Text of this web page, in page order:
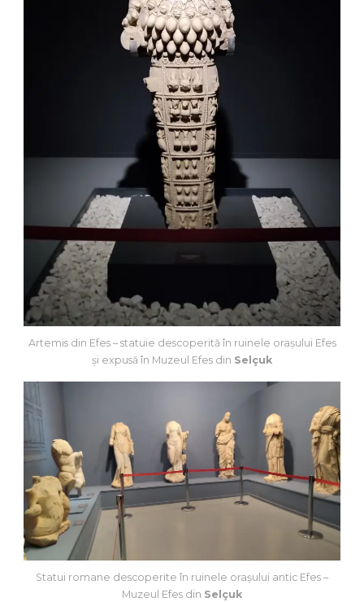
Artemis din Efes – statuie descoperită în ruinele orașului Efes
și expusă în Muzeul Efes din Selçuk
Statui romane descoperite în ruinele orașului antic Efes –
Muzeul Efes din Selçuk